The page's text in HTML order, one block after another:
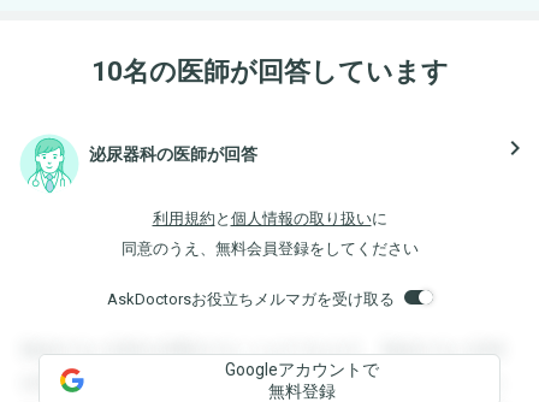
10名の医師が回答しています
泌尿器科の医師が回答 navigate_next
利用規約 と 個人情報の取り扱いに
同意のうえ、無料会員登録をしてください
AskDoctorsお役立ちメルマガを受け取る
登録すると回答を閲覧することができます。登録すると回答
を閲覧することができます。登録すると回答を閲覧すること
Googleアカウントで
無料登録